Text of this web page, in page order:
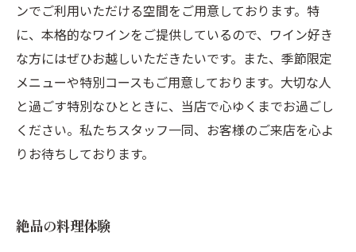
ンでご利用いただける空間をご用意しております。特
に、本格的なワインをご提供しているので、ワイン好き
な方にはぜひお越しいただきたいです。また、季節限定
メニューや特別コースもご用意しております。大切な人
と過ごす特別なひとときに、当店で心ゆくまでお過ごし
ください。私たちスタッフ一同、お客様のご来店を心よ
りお待ちしております。
絶品の料理体験